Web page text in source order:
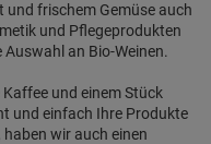
und frischem Gemüse auch
und Pflegeprodukten
an Bio-Weinen.
Kaffee und einem Stück
und einfach Ihre Produkte
wir auch einen